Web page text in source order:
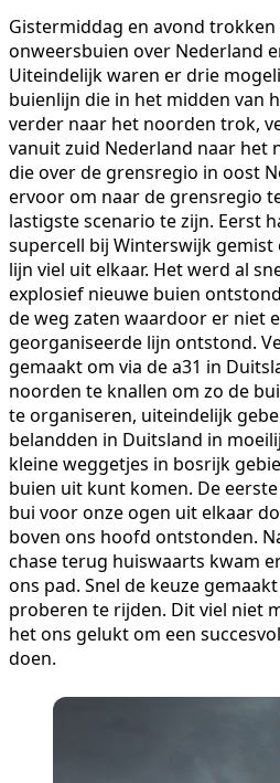
Gistermiddag en avond
onweersbuien over Nederland
Uiteindelijk waren er drie
buienlijn die in het midden van
verder naar het noorden trok,
vanuit zuid Nederland naar het
die over de grensregio in oost
ervoor om naar de grensregio
lastigste scenario te zijn. Eerst
supercell bij Winterswijk
lijn viel uit elkaar. Het werd al
explosief nieuwe buien
de weg zaten waardoor er niet
georganiseerde lijn ontstond.
gemaakt om via de a31 in
noorden te knallen om zo de
te organiseren, uiteindelijk
belandden in Duitsland in
kleine weggetjes in bosrijk
buien uit kunt komen. De
bui voor onze ogen uit elkaar
boven ons hoofd ontstonden.
chase terug huiswaarts kwam
ons pad. Snel de keuze
proberen te rijden. Dit viel niet
het ons gelukt om een
doen.